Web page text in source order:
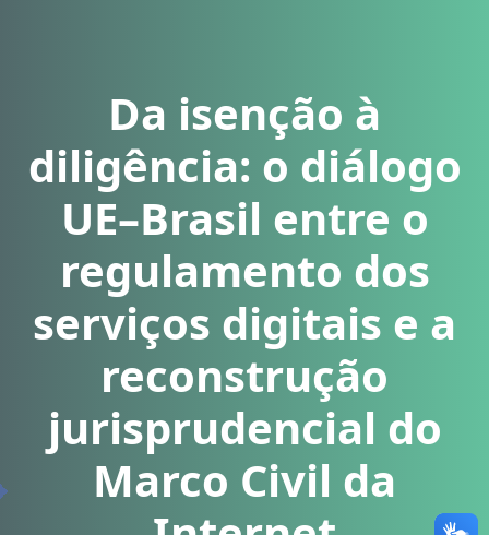
Da isenção à
diligência: o diálogo
UE–Brasil entre o
regulamento dos
serviços digitais e a
reconstrução
jurisprudencial do
Marco Civil da